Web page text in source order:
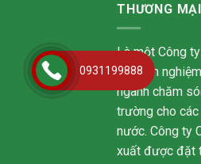
THƯƠNG
Là một Công
với kinh
ngành chăm
trường cho
nước. Công ty
xuất được đặt
0931199888